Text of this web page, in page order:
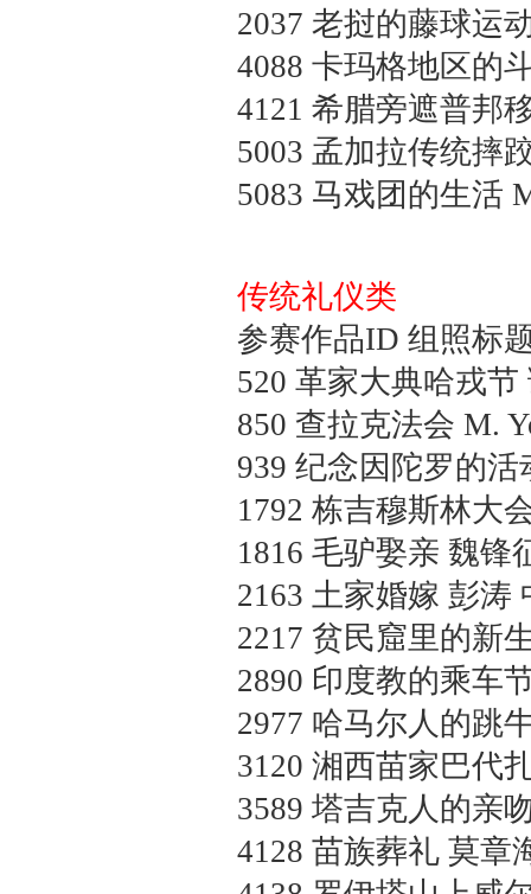
2037 老挝的藤球运
4088 卡玛格地区的
4121 希腊旁遮普邦
5003 孟加拉传统摔
5083 马戏团的生活
传统礼仪类
参赛作品ID 组照标
520 革家大典哈戎节
850 查拉克法会 M.
939 纪念因陀罗的活
1792 栋吉穆斯林大
1816 毛驴娶亲 魏锋
2163 土家婚嫁 彭涛
2217 贫民窟里的新
2890 印度教的乘车
2977 哈马尔人的跳
3120 湘西苗家巴代
3589 塔吉克人的亲
4128 苗族葬礼 莫章